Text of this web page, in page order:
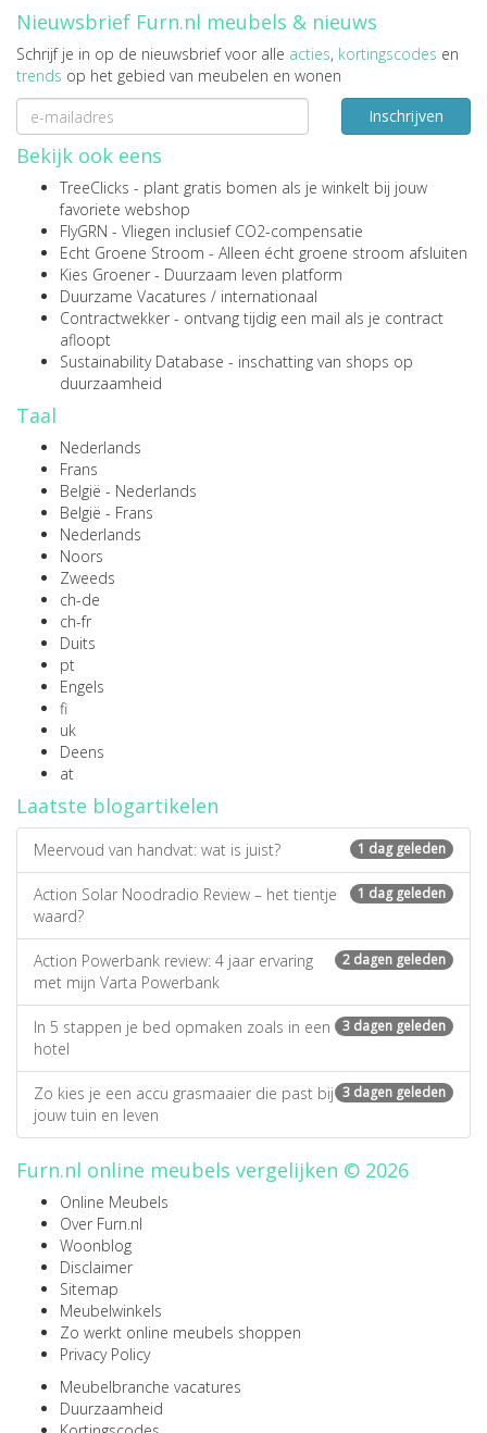
Nieuwsbrief Furn.nl meubels & nieuws
Schrijf je in op de nieuwsbrief voor alle acties, kortingscodes en
trends op het gebied van meubelen en wonen
Inschrijven
Bekijk ook eens
TreeClicks - plant gratis bomen als je winkelt bij jouw
favoriete webshop
FlyGRN - Vliegen inclusief CO2-compensatie
Echt Groene Stroom - Alleen écht groene stroom afsluiten
Kies Groener - Duurzaam leven platform
Duurzame Vacatures / internationaal
Contractwekker - ontvang tijdig een mail als je contract
afloopt
Sustainability Database - inschatting van shops op
duurzaamheid
Taal
Nederlands
Frans
België - Nederlands
België - Frans
Nederlands
Noors
Zweeds
ch-de
ch-fr
Duits
pt
Engels
fi
uk
Deens
at
Laatste blogartikelen
1 dag geleden
Meervoud van handvat: wat is juist?
1 dag geleden
Action Solar Noodradio Review – het tientje
waard?
2 dagen geleden
Action Powerbank review: 4 jaar ervaring
met mijn Varta Powerbank
3 dagen geleden
In 5 stappen je bed opmaken zoals in een
hotel
3 dagen geleden
Zo kies je een accu grasmaaier die past bij
jouw tuin en leven
Furn.nl online meubels vergelijken © 2026
Online Meubels
Over Furn.nl
Woonblog
Disclaimer
Sitemap
Meubelwinkels
Zo werkt online meubels shoppen
Privacy Policy
Meubelbranche vacatures
Duurzaamheid